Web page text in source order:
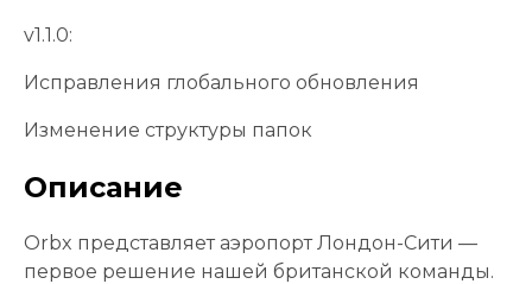
v1.1.0:
Исправления глобального обновления
Изменение структуры папок
Описание
Orbx представляет аэропорт Лондон-Сити —
первое решение нашей британской команды.